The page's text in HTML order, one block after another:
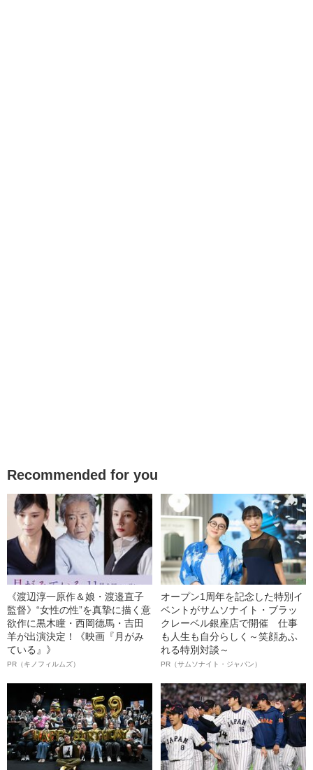
Recommended for you
《渡辺淳一原作＆娘・渡邉直子
監督》“女性の性”を真摯に描く意
欲作に黒木瞳・西岡德馬・吉田
羊が出演決定！《映画『月がみ
ている』》
PR（キノフィルムズ）
オープン1周年を記念した特別イ
ベントがサムソナイト・ブラッ
クレーベル銀座店で開催 仕事
も人生も自分らしく～笑顔あふ
れる特別対談～
PR（サムソナイト・ジャパン）